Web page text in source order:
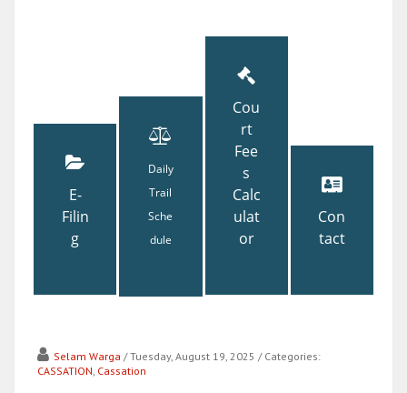
E-
Filin
g
Daily
Trail
Sche
dule
Cou
rt
Fee
s
Calc
ulat
or
Con
tact
Selam Warga / Tuesday, August 19, 2025 / Categories:
CASSATION, Cassation